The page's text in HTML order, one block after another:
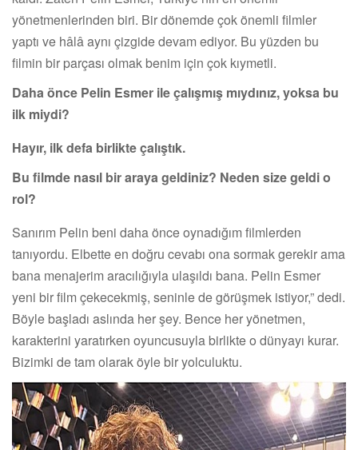
yönetmenlerinden biri. Bir dönemde çok önemli filmler
yaptı ve hâlâ aynı çizgide devam ediyor. Bu yüzden bu
filmin bir parçası olmak benim için çok kıymetli.
Daha önce Pelin Esmer ile çalışmış mıydınız, yoksa bu
ilk miydi?
Hayır, ilk defa birlikte çalıştık.
Bu filmde nasıl bir araya geldiniz? Neden size geldi o
rol?
Sanırım Pelin beni daha önce oynadığım filmlerden
tanıyordu. Elbette en doğru cevabı ona sormak gerekir ama
bana menajerim aracılığıyla ulaşıldı bana. Pelin Esmer
yeni bir film çekecekmiş, seninle de görüşmek istiyor,” dedi.
Böyle başladı aslında her şey. Bence her yönetmen,
karakterini yaratırken oyuncusuyla birlikte o dünyayı kurar.
Bizimki de tam olarak öyle bir yolculuktu.